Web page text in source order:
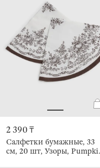
2 390 ₸
Салфетки бумажные, 33
см, 20 шт, Узоры,